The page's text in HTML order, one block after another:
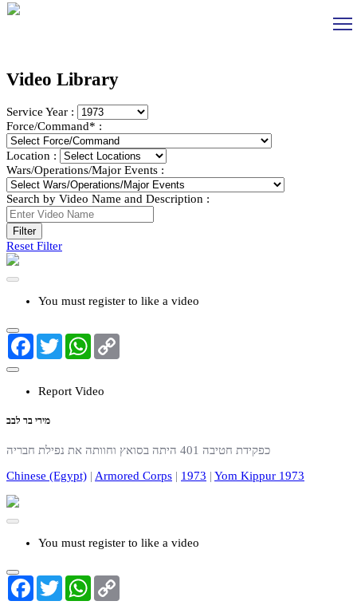
Video Library
Service Year :
Force/Command* :
Location :
Wars/Operations/Major Events :
Search by Video Name and Description :
Reset Filter
You must register to like a video
Facebook
TwitterWhatsApp
Report Video
מירי בר לבב
כפקידת חטיבה 401 היתה בסואץ וחוותה את נפילת חבריה
Chinese (Egypt) | Armored Corps | 1973 | Yom Kippur 1973
You must register to like a video
Facebook
TwitterWhatsApp